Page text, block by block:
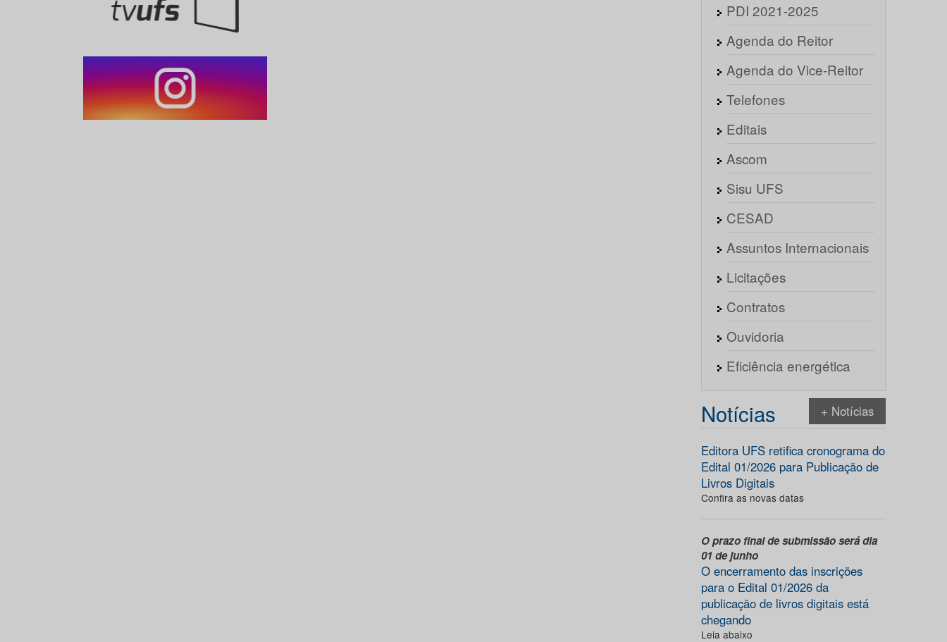
PDI 2021-2025
Agenda do Reitor
Agenda do Vice-Reitor
Telefones
Editais
Ascom
Sisu UFS
CESAD
Assuntos Internacionais
Licitações
Contratos
Ouvidoria
Eficiência energética
Notícias + Notícias
Editora UFS retifica cronograma do
Edital 01/2026 para Publicação de
Livros Digitais
Confira as novas datas
O prazo final de submissão será dia
01 de junho
O encerramento das inscrições
para o Edital 01/2026 da
publicação de livros digitais está
chegando
Leia abaixo